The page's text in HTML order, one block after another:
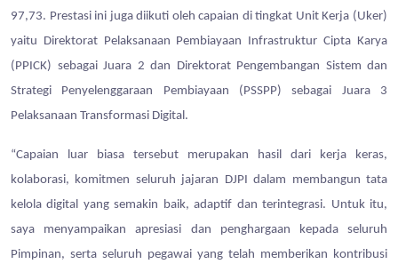
97,73. Prestasi ini juga diikuti oleh capaian di tingkat Unit Kerja (Uker)
yaitu Direktorat Pelaksanaan Pembiayaan Infrastruktur Cipta Karya
(PPICK) sebagai Juara 2 dan Direktorat Pengembangan Sistem dan
Strategi Penyelenggaraan Pembiayaan (PSSPP) sebagai Juara 3
Pelaksanaan Transformasi Digital.
“Capaian luar biasa tersebut merupakan hasil dari kerja keras,
kolaborasi, komitmen seluruh jajaran DJPI dalam membangun tata
kelola digital yang semakin baik, adaptif dan terintegrasi. Untuk itu,
saya menyampaikan apresiasi dan penghargaan kepada seluruh
Pimpinan, serta seluruh pegawai yang telah memberikan kontribusi